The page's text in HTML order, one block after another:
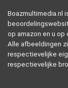
Boazmultimedia.nl
op amazon en u
Alle afbeeldingen
respectievelijke
respectievelijke